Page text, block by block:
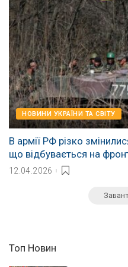
НОВИНИ УКРАЇНИ ТА СВІТУ
В армії РФ різко
що відбувається на
12.04.2026
Топ Новин